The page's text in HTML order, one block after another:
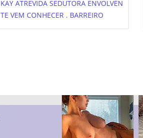
KAY ATREVIDA SEDUTORA ENVOLVEN
TE VEM CONHECER . BARREIRO